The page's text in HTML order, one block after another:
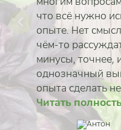
что всё нужно
опыте. Нет
чём-то
минусы, точнее,
однозначный
опыта сделать
Читать